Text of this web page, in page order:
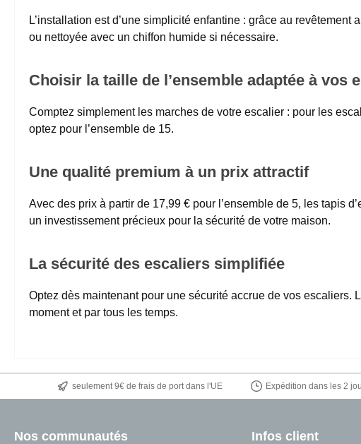
L’installation est d’une simplicité enfantine : grâce au
ou nettoyée avec un chiffon humide si nécessaire.
Choisir la taille de l’ensemble adaptée à vos
Comptez simplement les marches de votre escalier : pour les
optez pour l’ensemble de 15.
Une qualité premium à un prix attractif
Avec des prix à partir de 17,99 € pour l’ensemble de 5, les tapis
un investissement précieux pour la sécurité de votre maison.
La sécurité des escaliers simplifiée
Optez dès maintenant pour une sécurité accrue de vos escaliers.
moment et par tous les temps.
seulement 9€ de frais de port dans l'UE Expédition dans les 2
Infos client
Nos communautés